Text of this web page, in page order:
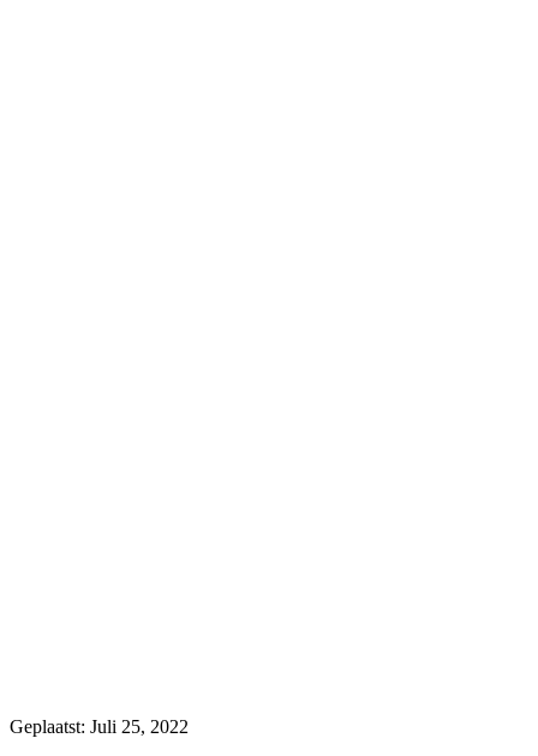
Geplaatst: Juli 25, 2022